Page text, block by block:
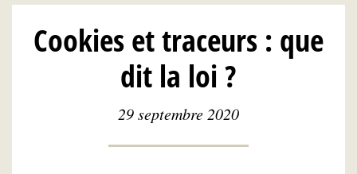
C
Cookies et traceurs : que
dit la loi ?
29 septembre 2020